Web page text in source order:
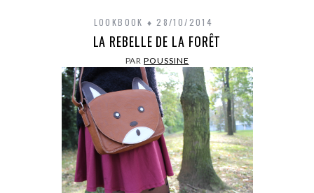
LOOKBOOK 28/10/2014
LA REBELLE DE LA FORÊT
PARPOUSSINE